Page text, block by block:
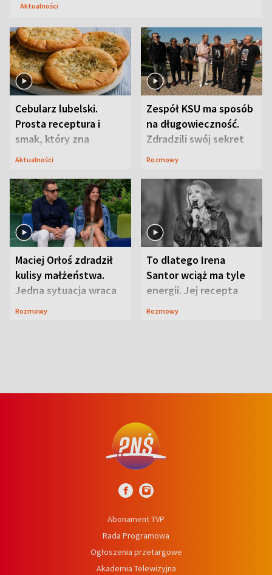
Aktualności
Cebularz lubelski.
Prosta receptura i
smak, który zna
Lubelszczyzna
Aktualności
Zespół KSU ma sposób
na długowieczność.
Zdradzili swój sekret
Rozmowy
Maciej Orłoś zdradził
kulisy małżeństwa.
Jedna sytuacja wraca
jak bumerang
Rozmowy
To dlatego Irena
Santor wciąż ma tyle
energii. Jej recepta
jest zaskakująco
Rozmowy
Abonament TVP
Rada Programowa
Ogłoszenia przetargowe
Akademia Telewizyjna